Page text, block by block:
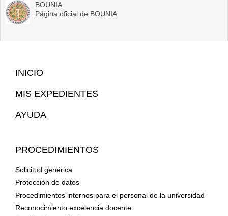
BOUNIA
Página oficial de BOUNIA
Mapa
Web
INICIO
MIS EXPEDIENTES
AYUDA
PROCEDIMIENTOS
Solicitud genérica
Protección de datos
Procedimientos internos para el personal de la universidad
Reconocimiento excelencia docente